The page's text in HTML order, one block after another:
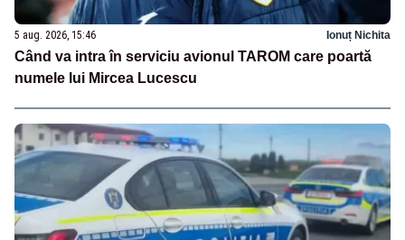
5 aug. 2026, 15:46 Ionuț Nichita
Când va intra în serviciu avionul TAROM care poartă
numele lui Mircea Lucescu